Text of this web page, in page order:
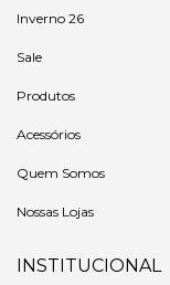
Inverno 26
Sale
Produtos
Acessórios
Quem Somos
Nossas Lojas
INSTITUCIONAL